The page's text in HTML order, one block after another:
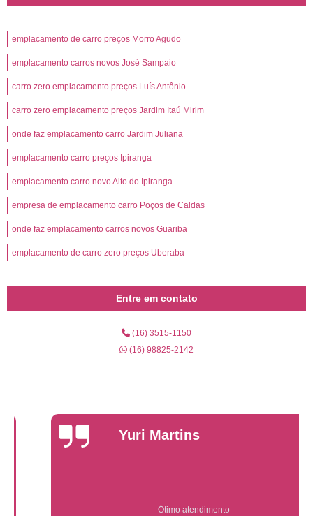
emplacamento de carro preços Morro Agudo
emplacamento carros novos José Sampaio
carro zero emplacamento preços Luís Antônio
carro zero emplacamento preços Jardim Itaú Mirim
onde faz emplacamento carro Jardim Juliana
emplacamento carro preços Ipiranga
emplacamento carro novo Alto do Ipiranga
empresa de emplacamento carro Poços de Caldas
onde faz emplacamento carros novos Guariba
emplacamento de carro zero preços Uberaba
Entre em contato
(16) 3515-1150
(16) 98825-2142
Yuri Martins
Ótimo atendimento